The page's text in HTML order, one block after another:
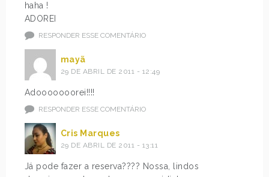
haha !
ADOREI
RESPONDER ESSE COMENTÁRIO
mayã
29 DE ABRIL DE 2011 - 12:49
Adooooooorei!!!!
RESPONDER ESSE COMENTÁRIO
Cris Marques
29 DE ABRIL DE 2011 - 13:11
Já pode fazer a reserva???? Nossa, lindos